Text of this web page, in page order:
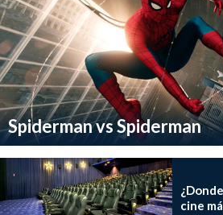
Spiderman vs Spiderman
cine